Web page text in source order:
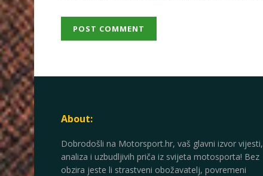
About:
Dobrodošli na Motorsport.hr, vaš glavni izvor vijesti,
analiza i uzbudljivih priča iz svijeta motosporta! Bez
obzira jeste li strastveni obožavatelj, povremeni